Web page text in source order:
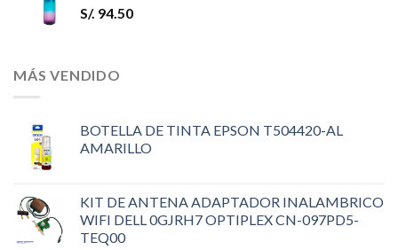
S/. 94.50
MÁS VENDIDO
BOTELLA DE TINTA EPSON T504420-AL
AMARILLO
KIT DE ANTENA ADAPTADOR INALAMBRICO
WIFI DELL 0GJRH7 OPTIPLEX CN-097PD5-
TEQ00